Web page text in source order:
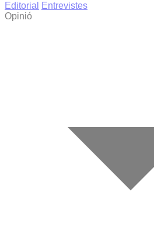
Editorial
Entrevistes
Opinió